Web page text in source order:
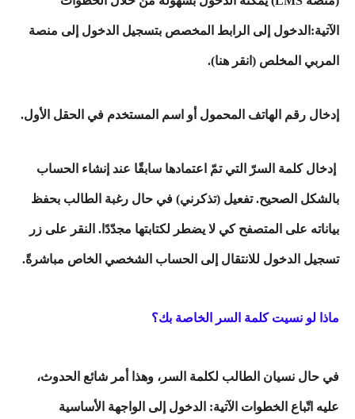
الآتية:الدخول إلى الرابط المخصص بتسجيل الدخول إلى منصة
المربي المخلص (انقر هنا).
إدخال رقم الهاتف المحمول أو اسم المستخدم في الحقل الأول.
إدخال كلمة السرّ التي تمّ اعتمادها سابقًا عند إنشاء الحساب
بالشكل الصحيح. تفعيل (تذكرني) في حال رغبة الطالب بحفظ
بياناته على المتصفح كي لا يضطر لكتابتها مجدّدًا. النقر على زر
تسجيل الدخول للانتقال إلى الحساب الشخصي الخاص مباشرةً.
ماذا لو نسيت كلمة السر الخاصة بك؟
في حال نسيان الطالب لكلمة السر، وهذا أمر شائع الحدوث،
عليه اتّباع الخطوات الآتية: الدخول إلى الواجهة الأساسية